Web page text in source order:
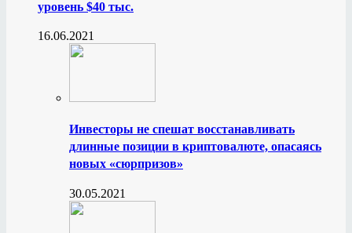
уровень $40 тыс.
16.06.2021
Инвесторы не спешат восстанавливать
длинные позиции в криптовалюте, опасаясь
новых «сюрпризов»
30.05.2021